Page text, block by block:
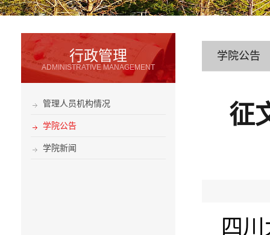
行政管理
ADMINISTRATIVE MANAGEMENT
管理人员机构情况
学院公告
学院新闻
学院公告
征
四